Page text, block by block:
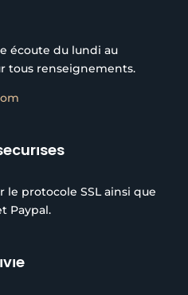
écoute du lundi au
tous renseignements.
le protocole SSL ainsi que
Paypal.